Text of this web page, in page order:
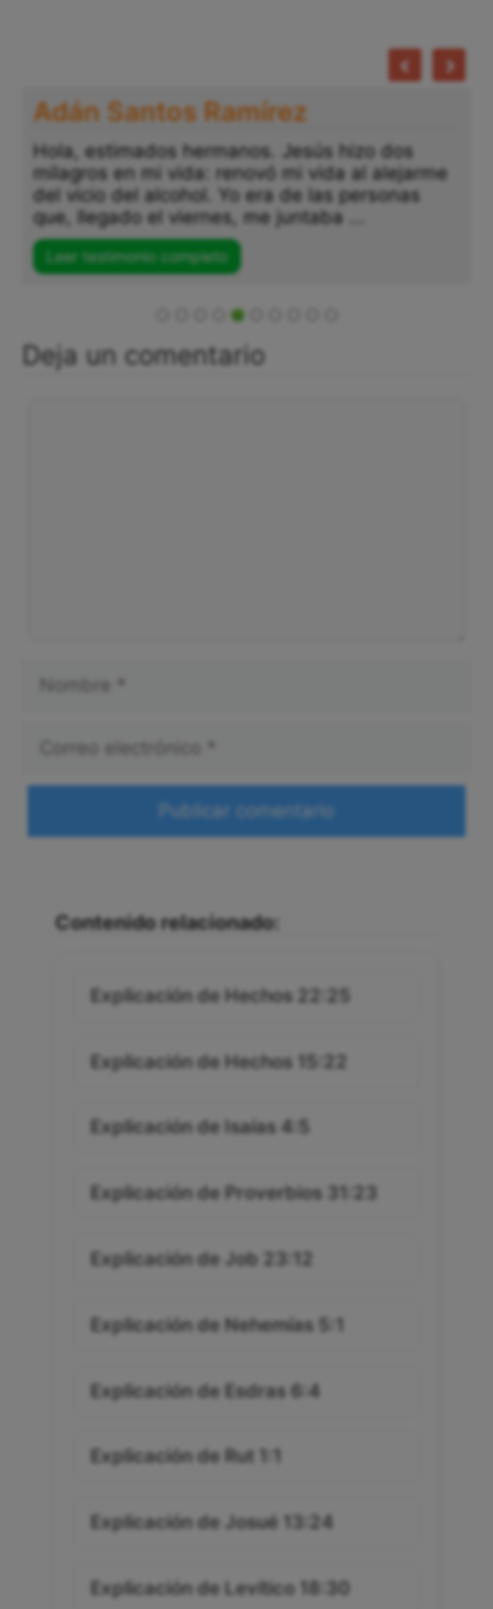
Adán Santos Ramírez
Hola, estimados hermanos. Jesús hizo dos
milagros en mi vida: renovó mi vida al alejarme
del vicio del alcohol. Yo era de las personas
que, llegado el viernes, me juntaba ...
Leer testimonio completo
Deja un comentario
Contenido relacionado:
Explicación de Hechos 22:25
Explicación de Hechos 15:22
Explicación de Isaías 4:5
Explicación de Proverbios 31:23
Explicación de Job 23:12
Explicación de Nehemías 5:1
Explicación de Esdras 6:4
Explicación de Rut 1:1
Explicación de Josué 13:24
Explicación de Levítico 18:30